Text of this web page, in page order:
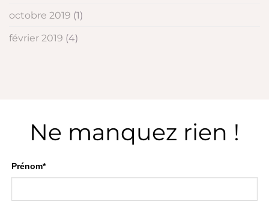
octobre 2019 (1)
février 2019 (4)
Ne manquez rien !
Prénom*